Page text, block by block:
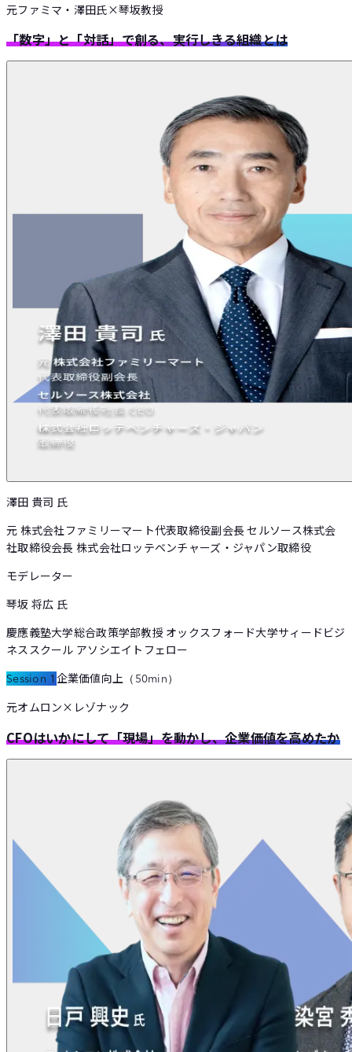
元ファミマ・澤田氏×琴坂教授
「数字」と「対話」で創る、実行しきる組織とは
澤田 貴司 氏
元 株式会社ファミリーマート代表取締役副会長 セルソース株式会
社取締役会長 株式会社ロッテベンチャーズ・ジャパン取締役
モデレーター
琴坂 将広 氏
慶應義塾大学総合政策学部教授 オックスフォード大学サィードビジ
ネススクール アソシエイトフェロー
Session 1 企業価値向上 （ 50min）
元オムロン×レゾナック
CFOはいかにして「現場」を動かし、企業価値を高めたか